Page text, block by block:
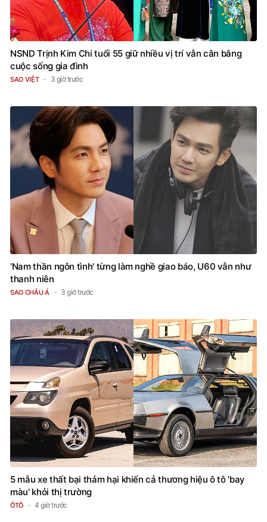
NSND Trịnh Kim Chi tuổi 55 giữ nhiều vị trí vẫn cân bằng
cuộc sống gia đình
SAO VIỆT 3 giờ trước
'Nam thần ngôn tình' từng làm nghề giao báo, U60 vẫn như
thanh niên
SAO CHÂU Á 3 giờ trước
5 mẫu xe thất bại thảm hại khiến cả thương hiệu ô tô 'bay
màu' khỏi thị trường
ÔTÔ 4 giờ trước